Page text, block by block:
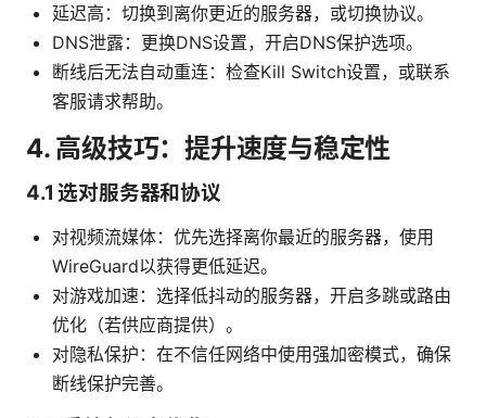
延迟高：切换到离你更近的服务器，或切换协议。
DNS泄露：更换DNS设置，开启DNS保护选项。
断线后无法自动重连：检查Kill Switch设置，或联系
客服请求帮助。
4. 高级技巧：提升速度与稳定性
4.1 选对服务器和协议
对视频流媒体：优先选择离你最近的服务器，使用
WireGuard以获得更低延迟。
对游戏加速：选择低抖动的服务器，开启多跳或路由
优化（若供应商提供）。
对隐私保护：在不信任网络中使用强加密模式，确保
断线保护完善。